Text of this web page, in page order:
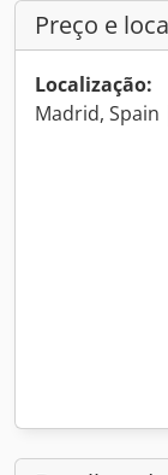
Preço e
Localização:
Madrid, Spain